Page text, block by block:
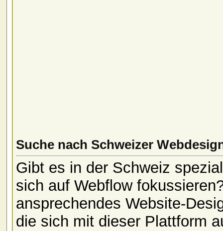
Suche nach Schweizer
Gibt es in der Schweiz
sich auf Webflow
ansprechendes Website-
die sich mit dieser Plattform